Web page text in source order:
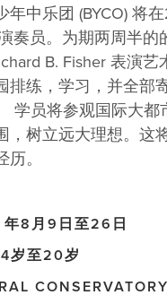
中乐团 (BYCO) 将
奏员。为期两周半的
B. Fisher 表演
排练，学习，并全部
学员将参观国际大
树立远大理想。这
。
8月9日至26日
岁至20岁